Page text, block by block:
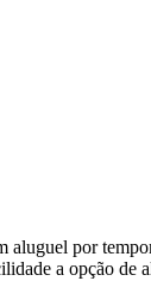
aluguel por
a opção de